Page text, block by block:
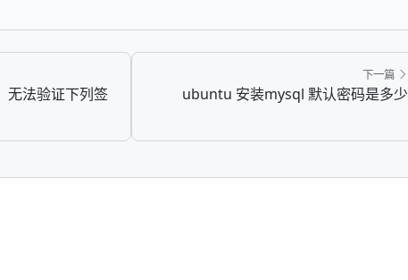
无法验证下列签
下一篇
ubuntu 安装mysql 默认密码是多少